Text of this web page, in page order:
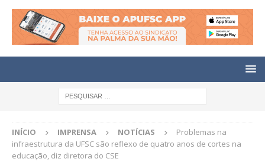
INÍCIO IMPRENSA NOTÍCIAS
Problemas na
infraestrutura da UFSC são reflexo de quatro anos de cortes na
educação, diz diretora do CSE